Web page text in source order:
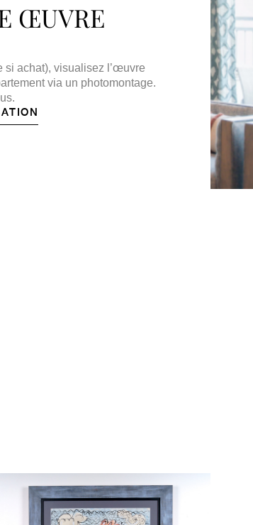
ŒUVRE
si achat), visualisez l’œuvre
via un photomontage.